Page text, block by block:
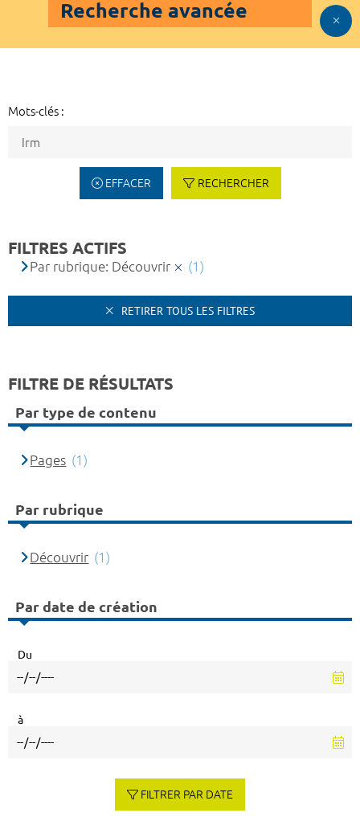
Recherche avancée
Mots-clés :
EFFACER RECHERCHER
FILTRES ACTIFS
Par rubrique: Découvrir (1)
RETIRER TOUS LES FILTRES
FILTRE DE RÉSULTATS
Par type de contenu
Pages (1)
Par rubrique
Découvrir (1)
Par date de création
Du
à
FILTRER PAR DATE